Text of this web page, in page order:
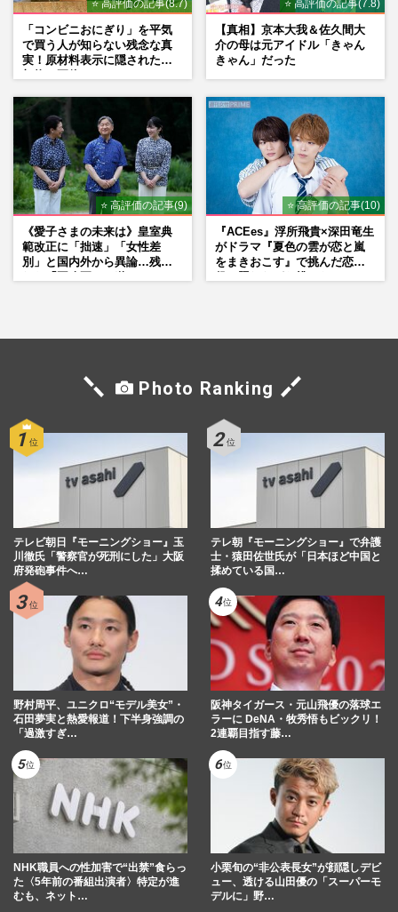
⭐ 高評価の記事(8.7)
「コンビニおにぎり」を平気
で買う人が知らない残念な真
実！原材料表示に隠された添
⭐ 高評価の記事(7.8)
【真相】京本大我＆佐久間大
介の母は元アイドル「きゃん
きゃん」だった
⭐ 高評価の記事(9)
《愛子さまの未来は》皇室典
範改正に「拙速」「女性差
別」と国内外から異論…残さ
⭐ 高評価の記事(10)
『ACEes』浮所飛貴×深田竜生
がドラマ『夏色の雲が恋と嵐
をまきおこす』で挑んだ恋人
Photo Ranking
テレビ朝日『モーニングショー』玉
川徹氏「警察官が死刑にした」大阪
府発砲事件へ…
テレ朝『モーニングショー』で弁護
士・猿田佐世氏が「日本ほど中国と
揉めている国…
野村周平、ユニクロ“モデル美女”・
石田夢実と熱愛報道！下半身強調の
「過激すぎ…
阪神タイガース・元山飛優の落球エ
ラーに DeNA・牧秀悟もビックリ！
2連覇目指す藤…
NHK職員への性加害で“出禁”食らっ
た〈5年前の番組出演者〉特定が進
むも、ネット…
小栗旬の“非公表長女”が顔隠しデビ
ュー、透ける山田優の「スーパーモ
デルに」野…